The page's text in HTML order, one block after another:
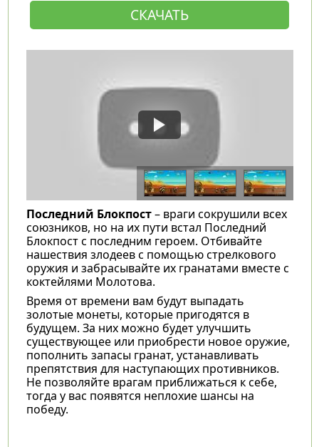
СКАЧАТЬ
Последний Блокпост– враги сокрушили всех
союзников, но на их пути встал Последний
Блокпост с последним героем. Отбивайте
нашествия злодеев с помощью стрелкового
оружия и забрасывайте их гранатами вместе с
коктейлями Молотова.
Время от времени вам будут выпадать
золотые монеты, которые пригодятся в
будущем. За них можно будет улучшить
существующее или приобрести новое оружие,
пополнить запасы гранат, устанавливать
препятствия для наступающих противников.
Не позволяйте врагам приближаться к себе,
тогда у вас появятся неплохие шансы на
победу.